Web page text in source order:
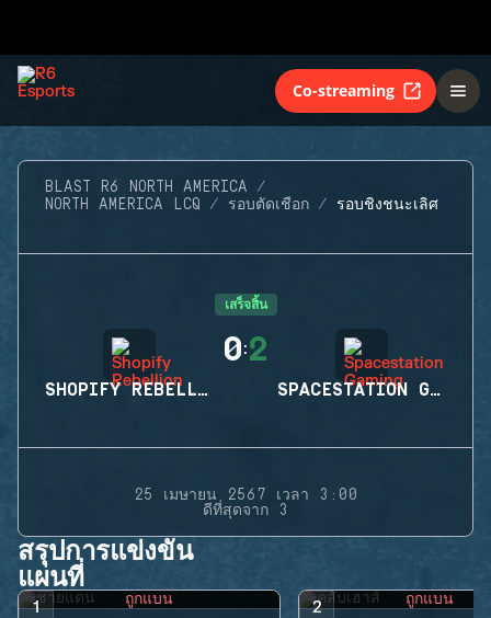
Co-streaming
BLAST R6 NORTH AMERICA
NORTH AMERICA LCQ
รอบตัดเชือก รอบชิงชนะเลิศ
เสร็จสิ้น
SHOPIFY REBELLION
0:2
SPACESTATION GAMING
25 เมษายน 2567 เวลา 3:00
ดีที่สุดจาก 3
สรุปการแข่งขัน
แผนที่
1 ถูกแบน 2 ถูกแบน